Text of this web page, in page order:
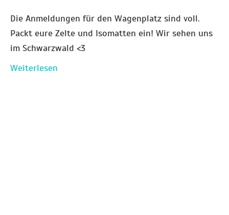
Die Anmeldungen für den Wagenplatz sind voll.
Packt eure Zelte und Isomatten ein! Wir sehen uns
im Schwarzwald <3
Weiterlesen